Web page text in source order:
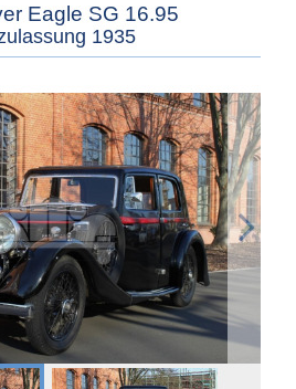
Eagle SG 16.95
1935